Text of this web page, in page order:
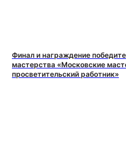
Финал и награждение
мастерства «Московские
просветительский работник»